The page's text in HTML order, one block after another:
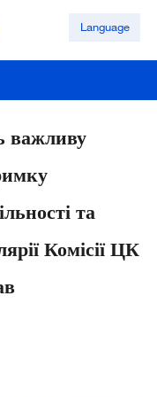
Language
важливу
та
Комісії ЦК